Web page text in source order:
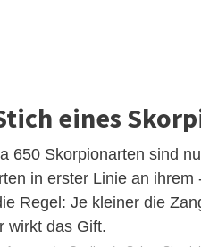
eines
650 Skorpionarten sind
in erster Linie an
Regel: Je kleiner die
wirkt das Gift.